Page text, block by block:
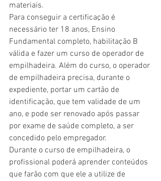
materiais.
Para conseguir a certificação é
necessário ter 18 anos, Ensino
Fundamental completo, habilitação B
válida e fazer um curso de operador de
empilhadeira. Além do curso, o operador
de empilhadeira precisa, durante o
expediente, portar um cartão de
identificação, que tem validade de um
ano, e pode ser renovado após passar
por exame de saúde completo, a ser
concedido pelo empregador.
Durante o curso de empilhadeira, o
profissional poderá aprender conteúdos
que farão com que ele a utilize de